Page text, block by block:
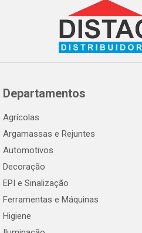
Departamentos
Agrícolas
Argamassas e Rejuntes
Automotivos
Decoração
EPI e Sinalização
Ferramentas e Máquinas
Higiene